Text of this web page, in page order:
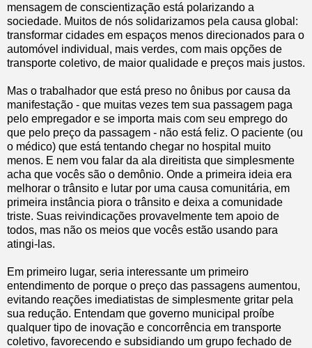
mensagem de conscientização está polarizando a
sociedade. Muitos de nós solidarizamos pela causa global:
transformar cidades em espaços menos direcionados para o
automóvel individual, mais verdes, com mais opções de
transporte coletivo, de maior qualidade e preços mais justos.
Mas o trabalhador que está preso no ônibus por causa da
manifestação - que muitas vezes tem sua passagem paga
pelo empregador e se importa mais com seu emprego do
que pelo preço da passagem - não está feliz. O paciente (ou
o médico) que está tentando chegar no hospital muito
menos. E nem vou falar da ala direitista que simplesmente
acha que vocês são o demônio. Onde a primeira ideia era
melhorar o trânsito e lutar por uma causa comunitária, em
primeira instância piora o trânsito e deixa a comunidade
triste. Suas reivindicações provavelmente tem apoio de
todos, mas não os meios que vocês estão usando para
atingi-las.
Em primeiro lugar, seria interessante um primeiro
entendimento de porque o preço das passagens aumentou,
evitando reações imediatistas de simplesmente gritar pela
sua redução. Entendam que governo municipal proíbe
qualquer tipo de inovação e concorrência em transporte
coletivo, favorecendo e subsidiando um grupo fechado de